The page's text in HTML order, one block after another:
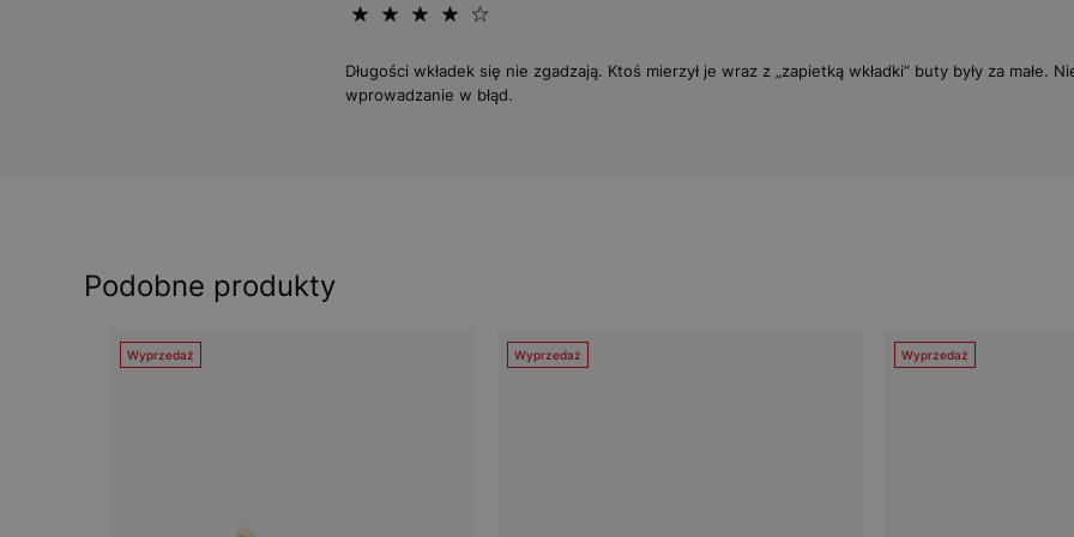
Długości wkładek się nie zgadzają. Ktoś mierzył je wraz z „zapietką wkładki” buty były za małe.
wprowadzanie w błąd.
Podobne produkty
Wyprzedaż Wyprzedaż Wyprzedaż